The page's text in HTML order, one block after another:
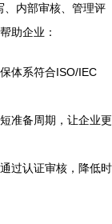
、内部审核、管理评
助企业：
体系符合ISO/IEC
准备周期，让企业更
过认证审核，降低时